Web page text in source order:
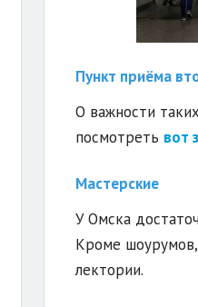
Пункт приёма
О важности
посмотреть вот
Мастерские
У Омска
Кроме
лектории.